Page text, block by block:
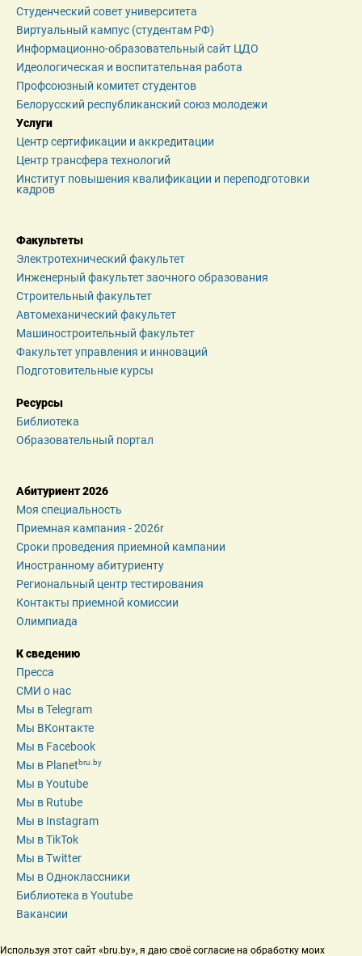
Студенческий совет университета
Виртуальный кампус (студентам РФ)
Информационно-образовательный сайт ЦДО
Идеологическая и воспитательная работа
Профсоюзный комитет студентов
Белорусский республиканский союз молодежи
Услуги
Центр сертификации и аккредитации
Центр трансфера технологий
Институт повышения квалификации и переподготовки
кадров
Факультеты
Электротехнический факультет
Инженерный факультет заочного образования
Строительный факультет
Автомеханический факультет
Машиностроительный факультет
Факультет управления и инноваций
Подготовительные курсы
Ресурсы
Библиотека
Образовательный портал
Абитуриент 2026
Моя специальность
Приемная кампания - 2026r
Сроки проведения приемной кампании
Иностранному абитуриенту
Региональный центр тестирования
Контакты приемной комиссии
Олимпиада
К сведению
Пресса
СМИ о нас
Мы в Telegram
Мы ВКонтакте
Мы в Facebook
Мы в Planetbru.by
Мы в Youtube
Мы в Rutube
Мы в Instagram
Мы в TikTok
Мы в Twitter
Мы в Одноклассники
Библиотека в Youtube
Вакансии
Используя этот сайт «bru.by», я даю своё согласие на обработку моих